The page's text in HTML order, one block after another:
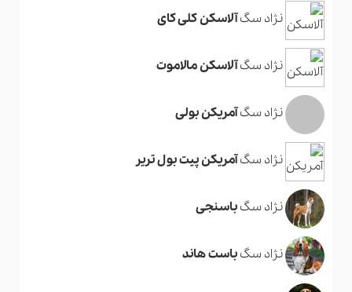
نژاد سگآلاسکن کلی کای
نژاد سگآلاسکن مالاموت
نژاد سگآمریکن بولی
نژاد سگآمریکن پیت بول تریر
نژاد سگباسنجی
نژاد سگباست هاند